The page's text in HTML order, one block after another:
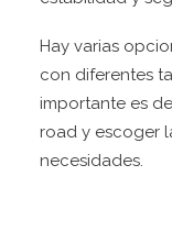
Hay varias
con diferentes
importante es
road y escoger
necesidades.